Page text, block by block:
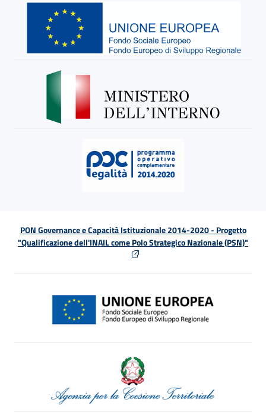
PON Governance e Capacità Istituzionale 2014-2020 - Progetto
"Qualificazione dell'INAIL come Polo Strategico Nazionale (PSN)"